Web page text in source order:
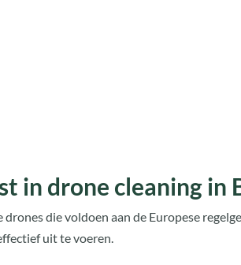
in drone cleaning in
die voldoen aan de Europese
uit te voeren.